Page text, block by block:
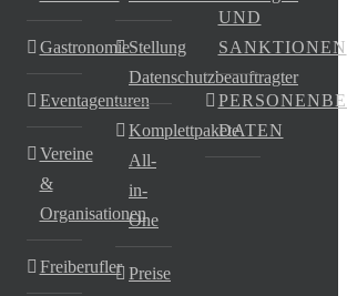
Gastronomie
Eventagenturen
Vereine
&
Organisationen
Freiberufler
Stellung
Datenschutzbeauftragter
Komplettpakete
All-
in-
One
Preise
UND
SANKTIONEN
DATEN